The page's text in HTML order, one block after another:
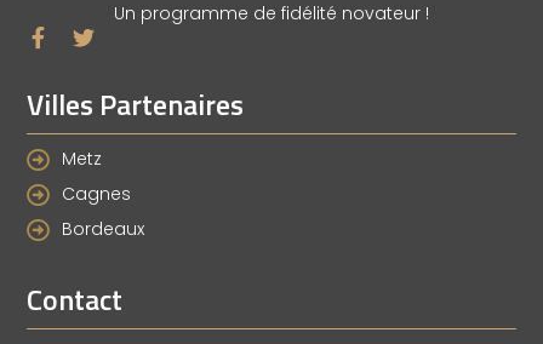
Un programme de fidélité novateur !
Villes Partenaires
Metz
Cagnes
Bordeaux
Contact